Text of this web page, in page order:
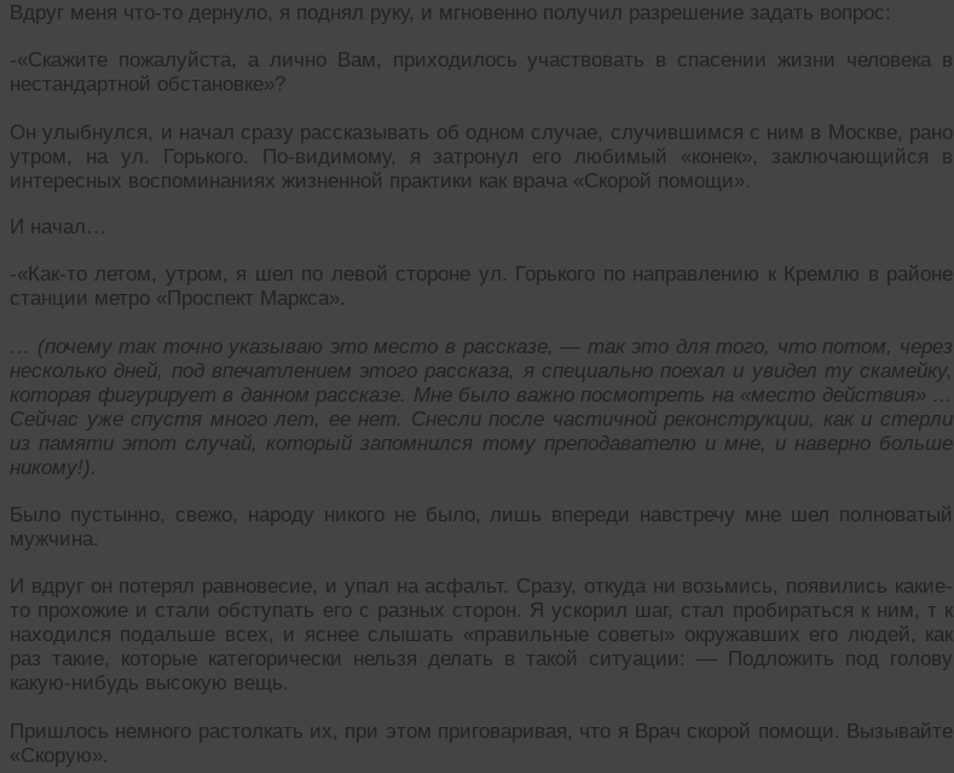
Вдруг меня что-то дернуло, я поднял руку, и мгновенно получил разрешение задать вопрос:
-«Скажите пожалуйста, а лично Вам, приходилось участвовать в спасении жизни человека в
нестандартной обстановке»?
Он улыбнулся, и начал сразу рассказывать об одном случае, случившимся с ним в Москве, рано
утром, на ул. Горького. По-видимому, я затронул его любимый «конек», заключающийся в
интересных воспоминаниях жизненной практики как врача «Скорой помощи».
И начал…
-«Как-то летом, утром, я шел по левой стороне ул. Горького по направлению к Кремлю в районе
станции метро «Проспект Маркса».
… (почему так точно указываю это место в рассказе, — так это для того, что потом, через
несколько дней, под впечатлением этого рассказа, я специально поехал и увидел ту скамейку,
которая фигурирует в данном рассказе. Мне было важно посмотреть на «место действия» …
Сейчас уже спустя много лет, ее нет. Снесли после частичной реконструкции, как и стерли
из памяти этот случай, который запомнился тому преподавателю и мне, и наверно больше
никому!).
Было пустынно, свежо, народу никого не было, лишь впереди навстречу мне шел полноватый
мужчина.
И вдруг он потерял равновесие, и упал на асфальт. Сразу, откуда ни возьмись, появились какие-
то прохожие и стали обступать его с разных сторон. Я ускорил шаг, стал пробираться к ним, т к
находился подальше всех, и яснее слышать «правильные советы» окружавших его людей, как
раз такие, которые категорически нельзя делать в такой ситуации: — Подложить под голову
какую-нибудь высокую вещь.
Пришлось немного растолкать их, при этом приговаривая, что я Врач скорой помощи. Вызывайте
«Скорую».